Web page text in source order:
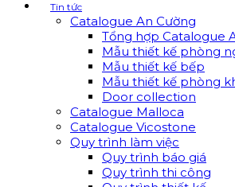
Tin tức
Catalogue An Cường
Tổng hợp Catalogue
Mẫu thiết kế phòng
Mẫu thiết kế bếp
Mẫu thiết kế phòng
Door collection
Catalogue Malloca
Catalogue Vicostone
Quy trình làm việc
Quy trình báo giá
Quy trình thi công